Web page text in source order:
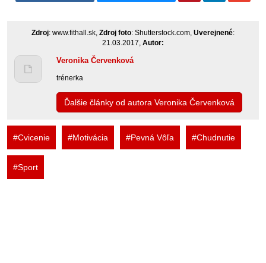
Zdroj: www.fithall.sk, Zdroj foto: Shutterstock.com, Uverejnené:
21.03.2017, Autor:
Veronika Červenková
trénerka
Ďalšie články od autora Veronika Červenková
#Cvicenie #Motivácia #Pevná Vôľa #Chudnutie
#Sport